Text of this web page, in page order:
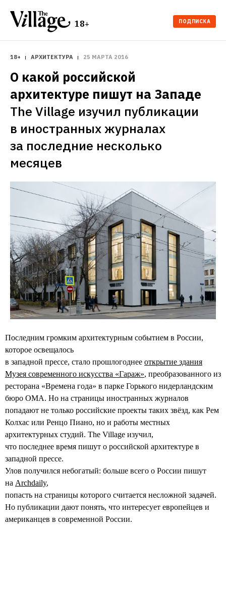
18+ ПОДПИСКА
18+ АРХИТЕКТУРА 25 МАРТА 2016
О какой российской
архитектуре пишут на Западе
The Village изучил публикации
в иностранных журналах
за последние несколько
месяцев
Последним громким архитектурным событием в России,
которое освещалось
в западной прессе, стало прошлогоднее открытие здания
Музея современного искусства «Гараж», преобразованного из
ресторана «Времена года» в парке Горького нидерландским
бюро OMA. Но на страницы иностранных журналов
попадают не только российские проекты таких звёзд, как Рем
Колхас или Ренцо Пиано, но и работы местных
архитектурных студий. The Village изучил,
что последнее время пишут о российской архитектуре в
западной прессе.
Улов получился небогатый: больше всего о России пишут
на Archdaily,
попасть на страницы которого считается несложной задачей.
Но публикации дают понять, что интересует европейцев и
американцев в современной России.